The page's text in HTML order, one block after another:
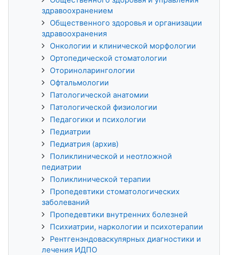
здравоохранением
Общественного здоровья и организации
здравоохранения
Онкологии и клинической морфологии
Ортопедической стоматологии
Оториноларингологии
Офтальмологии
Патологической анатомии
Патологической физиологии
Педагогики и психологии
Педиатрии
Педиатрия (архив)
Поликлинической и неотложной
педиатрии
Поликлинической терапии
Пропедевтики стоматологических
заболеваний
Пропедевтики внутренних болезней
Психиатрии, наркологии и психотерапии
Рентгенэндоваскулярных диагностики и
лечения ИДПО